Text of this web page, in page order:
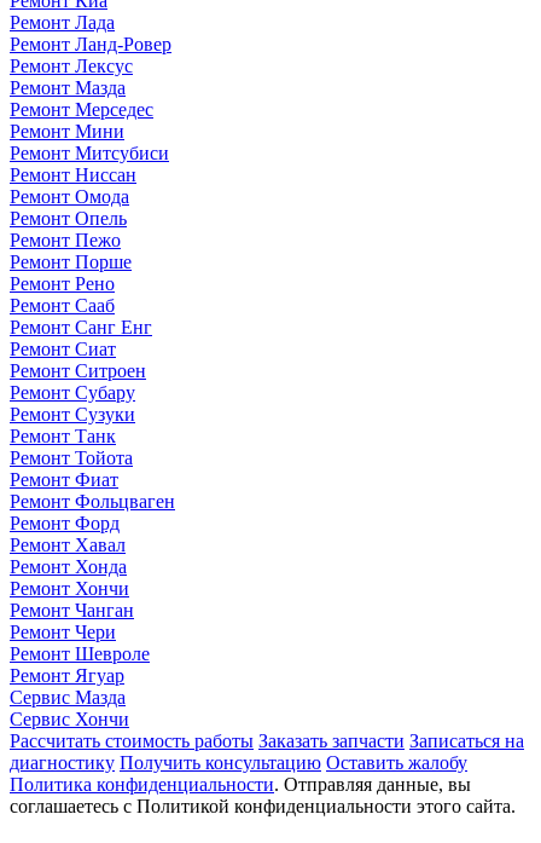
Ремонт Лада
Ремонт Ланд-Ровер
Ремонт Лексус
Ремонт Мазда
Ремонт Мерседес
Ремонт Мини
Ремонт Митсубиси
Ремонт Ниссан
Ремонт Омода
Ремонт Опель
Ремонт Пежо
Ремонт Порше
Ремонт Рено
Ремонт Сааб
Ремонт Санг Енг
Ремонт Сиат
Ремонт Ситроен
Ремонт Субару
Ремонт Сузуки
Ремонт Танк
Ремонт Тойота
Ремонт Фиат
Ремонт Фольцваген
Ремонт Форд
Ремонт Хавал
Ремонт Хонда
Ремонт Хончи
Ремонт Чанган
Ремонт Чери
Ремонт Шевроле
Ремонт Ягуар
Сервис Мазда
Сервис Хончи
Рассчитать стоимость работы Заказать запчасти Записаться на
диагностику Получить консультацию Оставить жалобу
Политика конфиденциальности. Отправляя данные, вы
соглашаетесь с Политикой конфиденциальности этого сайта.